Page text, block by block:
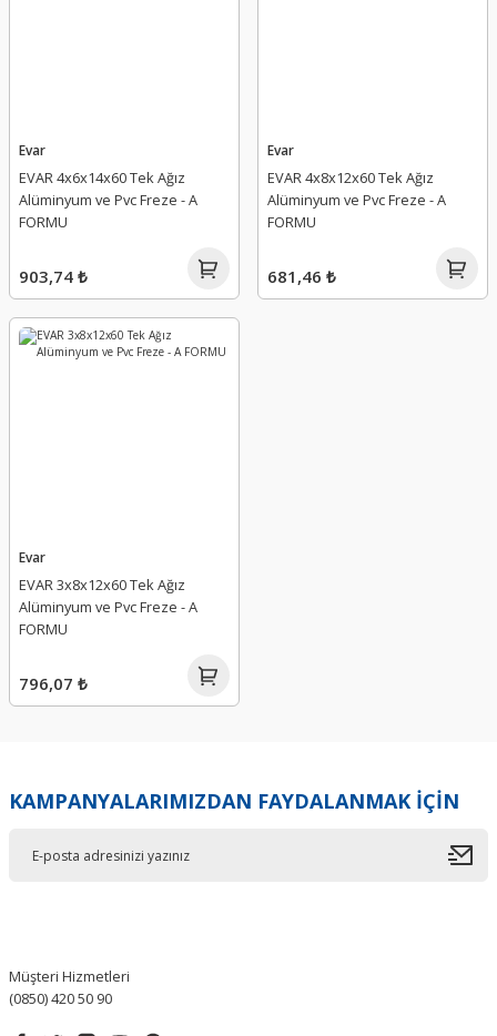
Evar
EVAR 4x6x14x60 Tek Ağız
Alüminyum ve Pvc Freze - A
FORMU
903,74 ₺
Evar
EVAR 4x8x12x60 Tek Ağız
Alüminyum ve Pvc Freze - A
FORMU
681,46 ₺
Evar
EVAR 3x8x12x60 Tek Ağız
Alüminyum ve Pvc Freze - A
FORMU
796,07 ₺
KAMPANYALARIMIZDAN FAYDALANMAK İÇİN
Müşteri Hizmetleri
(0850) 420 50 90